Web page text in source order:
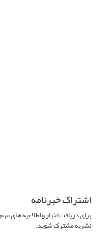
اشتراک خبرنامه
برای دریافت اخبار و اطلاعیه های
نشریه مشترک شوید.